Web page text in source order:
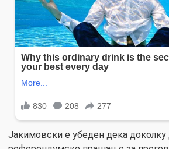
Јакимовски е убеден дека доколку